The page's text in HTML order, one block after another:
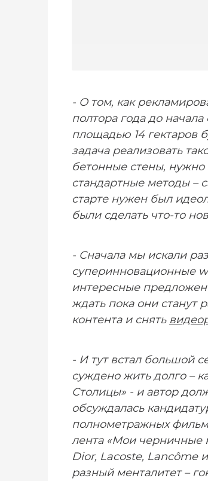
- О том, как
полтора года до
площадью 14 гектаров
задача реализовать
бетонные стены,
стандартные методы –
старте нужен был
были сделать что-то
- Сначала мы искали
суперинновационные
интересные
ждать пока они станут
контента и снять
- И тут встал большой
суждено жить долго –
Столицы» - и автор
обсуждалась
полнометражных
лента «Мои черничные
Dior, Lacoste, Lancôme
разный менталитет –